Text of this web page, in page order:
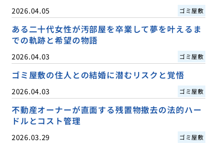
2026.04.05 ゴミ屋敷
ある二十代女性が汚部屋を卒業して夢を叶えるま
での軌跡と希望の物語
2026.04.03 ゴミ屋敷
ゴミ屋敷の住人との結婚に潜むリスクと覚悟
2026.04.03 ゴミ屋敷
不動産オーナーが直面する残置物撤去の法的ハー
ドルとコスト管理
2026.03.29 ゴミ屋敷